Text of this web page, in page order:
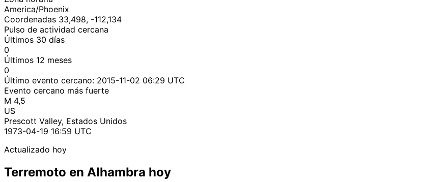
America/Phoenix
Coordenadas 33,498, -112,134
Pulso de actividad cercana
Últimos 30 días
0
Últimos 12 meses
0
Último evento cercano: 2015-11-02 06:29 UTC
Evento cercano más fuerte
M 4,5
US
Prescott Valley, Estados Unidos
1973-04-19 16:59 UTC
Actualizado hoy
Terremoto en Alhambra hoy